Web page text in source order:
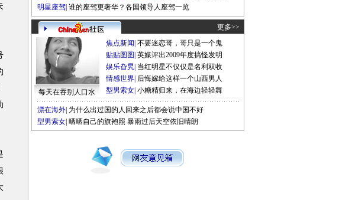
明星座驾 谁的座驾更奢华？各国领导人座驾一览
更多>>
每天在吞别人口水
焦点新闻 不要迷恋哥，哥只是一个鬼
贴贴图图 英媒评出2009年度搞怪发明
娱乐旮旯 当红明星不仅仅是名利双收
情感世界 后悔嫁给这样一个山西男人
型男索女 小糖精归来，在海边轻轻舞
漂在海外 为什么出过国的人回来之后都会说中国不好
型男索女 晒晒自己的旗袍照 暴雨过后天空依旧晴朗